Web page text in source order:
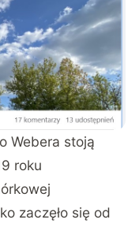
Webera stoją
roku
zaczęło się od